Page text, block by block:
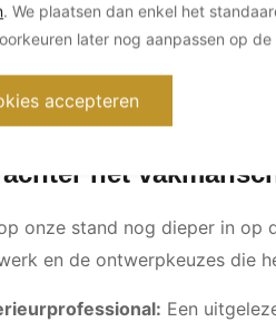
achter het
onze stand nog dieper in op
en de ontwerpkeuzes die
Een
. We plaatsen dan enkel het
later nog aanpassen op
accepteren